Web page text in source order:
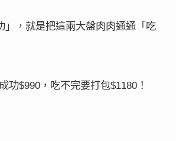
」，就是把這兩大盤肉肉通通「吃
功$990，吃不完要打包$1180！